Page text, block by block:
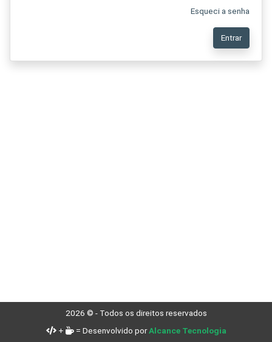
Esqueci a senha
Entrar
2026 © - Todos os direitos reservados
+
= Desenvolvido porAlcance Tecnologia